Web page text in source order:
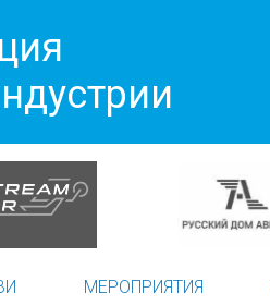
МЕРОПРИЯТИЯ